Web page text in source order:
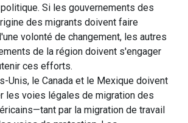
Si les gouvernements des
des migrants doivent faire
volonté de changement, les autres
de la région doivent s'engager
ces efforts.
Unis, le Canada et le Mexique doivent
les voies légales de migration des
par la migration de travail